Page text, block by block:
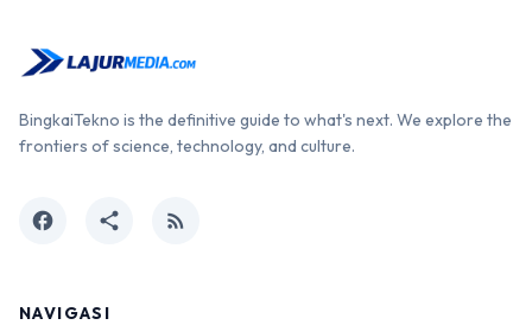
BingkaiTekno is the definitive guide to what's next. We explore the
frontiers of science, technology, and culture.
facebook share rss_feed
NAVIGASI